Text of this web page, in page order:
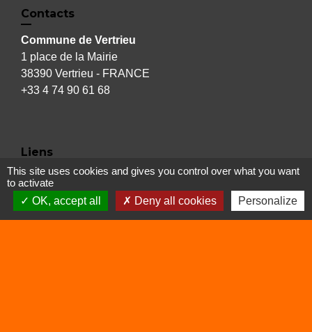
Contacts
Commune de Vertrieu
1 place de la Mairie
38390 Vertrieu - FRANCE
+33 4 74 90 61 68
Liens
Déchetterie
Viarhôna
This site uses cookies and gives you control over what you want
to activate
OK, accept all
Deny all cookies Personalize